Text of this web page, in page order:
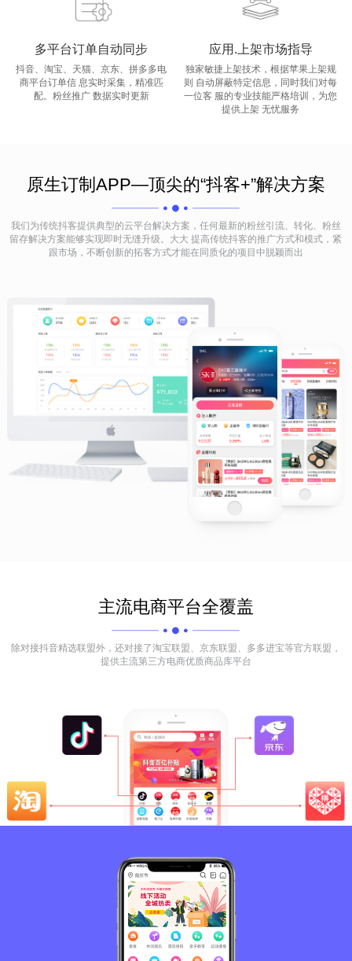
多平台订单自动同步
抖音、淘宝、天猫、京东、拼多多电
商平台订单信 息实时采集，精准匹
配。粉丝推广 数据实时更新
应用.上架市场指导
独家敏捷上架技术，根据苹果上架规
则 自动屏蔽特定信息，同时我们对每
一位客 服的专业技能严格培训，为您
提供上架 无忧服务
原生订制APP—顶尖的“抖客+”解决方案
我们为传统抖客提供典型的云平台解决方案，任何最新的粉丝引流、转化、粉丝
留存解决方案能够实现即时无缝升级。大大 提高传统抖客的推广方式和模式，紧
跟市场，不断创新的拓客方式才能在同质化的项目中脱颖而出
主流电商平台全覆盖
除对接抖音精选联盟外，还对接了淘宝联盟、京东联盟、多多进宝等官方联盟，
提供主流第三方电商优质商品库平台